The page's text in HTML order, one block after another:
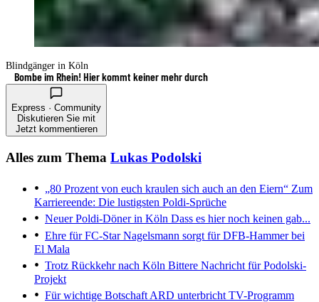
Blindgänger in Köln
Bombe im Rhein! Hier kommt keiner mehr durch
Express · Community
Diskutieren Sie mit
Jetzt kommentieren
Alles zum Thema Lukas Podolski
„80 Prozent von euch kraulen sich auch an den Eiern“ Zum
Karriereende: Die lustigsten Poldi-Sprüche
Neuer Poldi-Döner in Köln Dass es hier noch keinen gab...
Ehre für FC-StarNagelsmann sorgt für DFB-Hammer bei
El Mala
Trotz Rückkehr nach Köln Bittere Nachricht für Podolski-
Projekt
Für wichtige Botschaft ARD unterbricht TV-Programm